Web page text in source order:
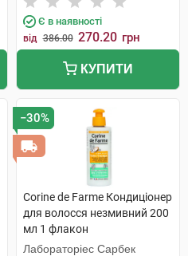
Є в наявності
від 386.00 270.20 грн
КУПИТИ
−30%
Corine de Farme Кондиціонер
для волосся незмивний 200
мл 1 флакон
Лабораторіес Сарбек